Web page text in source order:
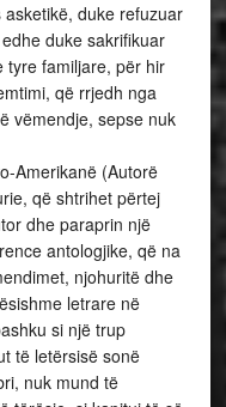
duke refuzuar
duke sakrifikuar
tyre familjare, për hir
që rrjedh nga
vëmendje, sepse nuk
Amerikanë (Autorë
që shtrihet përtej
dhe paraprin një
antologjike, që na
njohuritë dhe
letrare në
si një trup
të letërsisë sonë
nuk mund të